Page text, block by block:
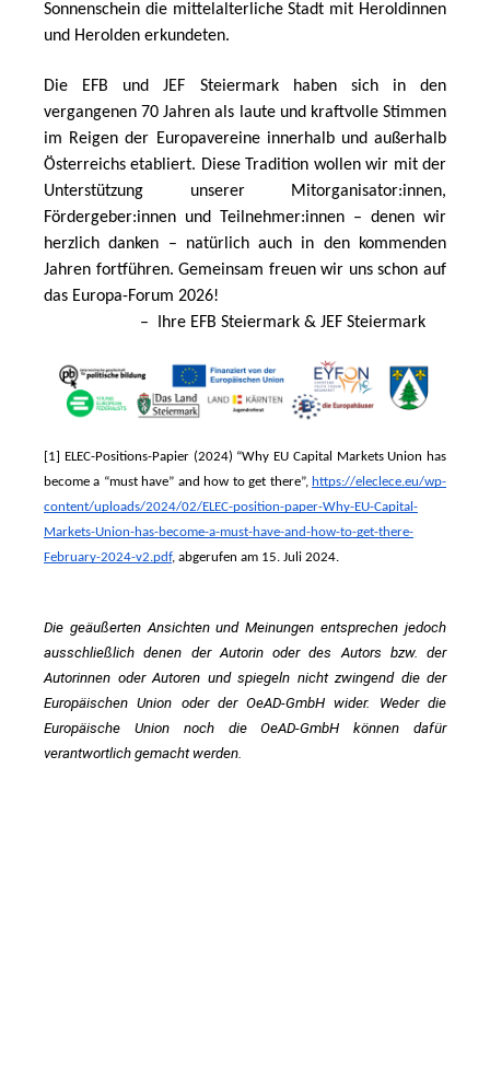
Sonnenschein die mittelalterliche Stadt mit Heroldinnen
und Herolden erkundeten.
Die EFB und JEF Steiermark haben sich in den
vergangenen 70 Jahren als laute und kraftvolle Stimmen
im Reigen der Europavereine innerhalb und außerhalb
Österreichs etabliert. Diese Tradition wollen wir mit der
Unterstützung unserer Mitorganisator:innen,
Fördergeber:innen und Teilnehmer:innen – denen wir
herzlich danken – natürlich auch in den kommenden
Jahren fortführen. Gemeinsam freuen wir uns schon auf
das Europa-Forum 2026!
–  Ihre EFB Steiermark & JEF Steiermark
[1] ELEC-Positions-Papier (2024) “Why EU Capital Markets Union has
become a “must have” and how to get there”, https://eleclece.eu/wp-
content/uploads/2024/02/ELEC-position-paper-Why-EU-Capital-
Markets-Union-has-become-a-must-have-and-how-to-get-there-
February-2024-v2.pdf, abgerufen am 15. Juli 2024.
Die geäußerten Ansichten und Meinungen entsprechen jedoch
ausschließlich denen der Autorin oder des Autors bzw. der
Autorinnen oder Autoren und spiegeln nicht zwingend die der
Europäischen Union oder der OeAD-GmbH wider. Weder die
Europäische Union noch die OeAD-GmbH können dafür
verantwortlich gemacht werden.